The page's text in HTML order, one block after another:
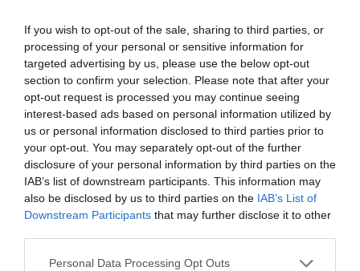
If you wish to opt-out of the sale, sharing to third parties, or
processing of your personal or sensitive information for
targeted advertising by us, please use the below opt-out
section to confirm your selection. Please note that after your
opt-out request is processed you may continue seeing
interest-based ads based on personal information utilized by
us or personal information disclosed to third parties prior to
your opt-out. You may separately opt-out of the further
disclosure of your personal information by third parties on the
IAB’s list of downstream participants. This information may
also be disclosed by us to third parties on the IAB’s List of
Downstream Participants that may further disclose it to other
Personal Data Processing Opt Outs
Agrária e Veterinária (INIAV) de instalar o futuro Centro de
Competências da Caça e Biodiversidade (CCCB) em Oeiras. O
município considera que Mértola reúne condições mais adequadas
para acolher esta estrutura ligada à investigação e gestão
cinegética.
Segundo um comunicado do presidente da autarquia, Mário Tomé, a
decisão causa “estranheza e indignação”, sobretudo por considerar que
Oeiras não possui a mesma ligação ao setor da caça e à realidade
cinegética do território alentejano. Defende que Mértola possui
experiência consolidada na área, destacando iniciativas como as
Jornadas da Caça, a Feira da Caça e projetos de conservação de espécies